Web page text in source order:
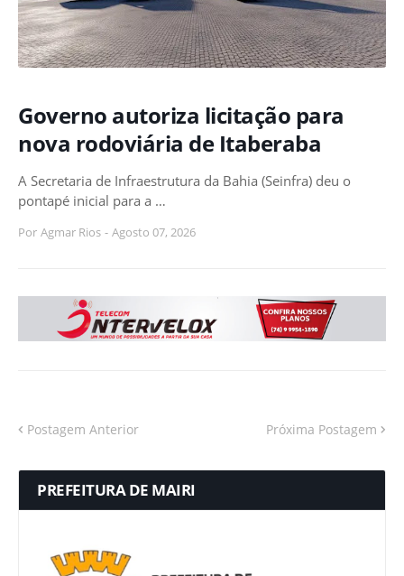
Governo autoriza licitação para
nova rodoviária de Itaberaba
A Secretaria de Infraestrutura da Bahia (Seinfra) deu o
pontapé inicial para a …
Por Agmar Rios - Agosto 07, 2026
Postagem Anterior Próxima Postagem
PREFEITURA DE MAIRI